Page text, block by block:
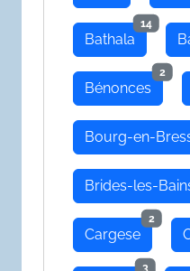
Bathala
14
Bénonces
2
Bourg-en-
Brides-les-
Cargese
2
3